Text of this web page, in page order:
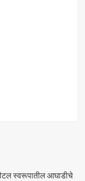
स्वरूपातील आघाडीचे